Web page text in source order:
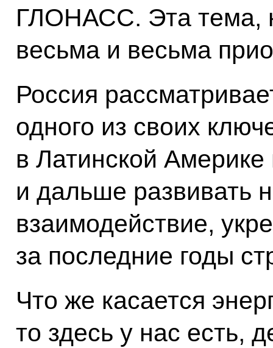
ГЛОНАСС. Эта тема,
весьма и весьма
Россия
одного из своих
в Латинской
и дальше развивать
взаимодействие,
за последние годы
Что же касается
то здесь у нас есть,